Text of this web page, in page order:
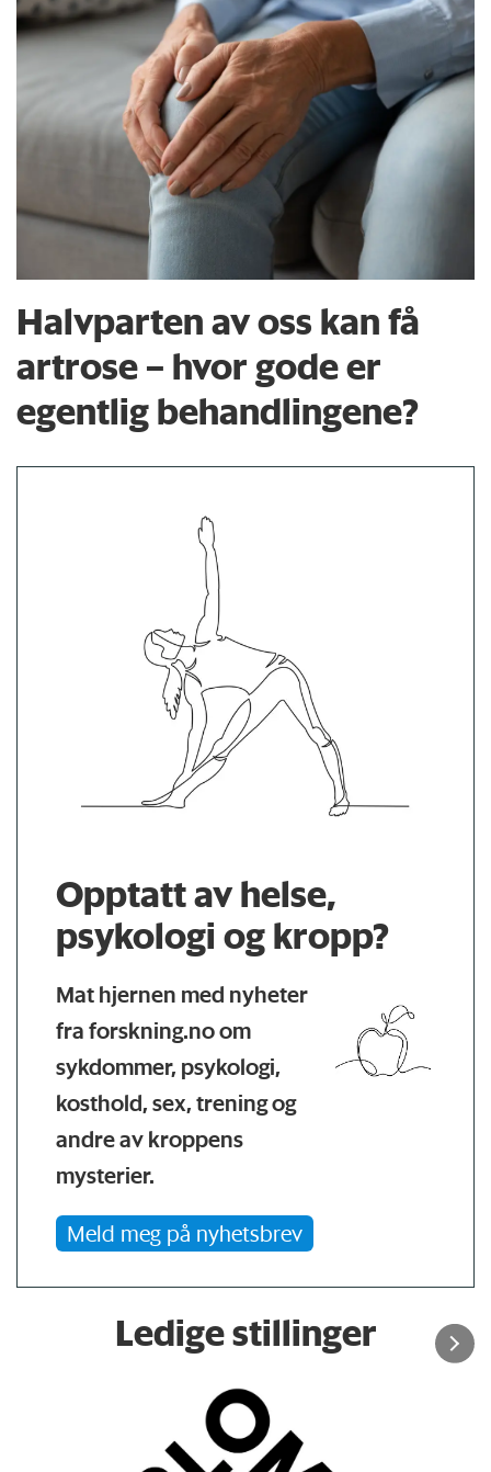
Halvparten av oss kan få
artrose – hvor gode er
egentlig behandlingene?
Opptatt av helse,
psykologi og kropp?
Mat hjernen med nyheter
fra forskning.no om
sykdommer, psykologi,
kosthold, sex, trening og
andre av kroppens
mysterier.
Meld meg på nyhetsbrev
Ledige stillinger